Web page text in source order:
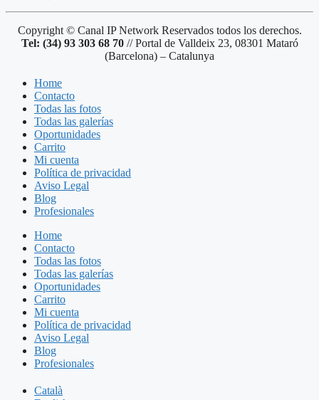
Copyright © Canal IP Network Reservados todos los derechos.
Tel: (34) 93 303 68 70// Portal de Valldeix 23, 08301 Mataró
(Barcelona) – Catalunya
Home
Contacto
Todas las fotos
Todas las galerías
Oportunidades
Carrito
Mi cuenta
Política de privacidad
Aviso Legal
Blog
Profesionales
Home
Contacto
Todas las fotos
Todas las galerías
Oportunidades
Carrito
Mi cuenta
Política de privacidad
Aviso Legal
Blog
Profesionales
Català